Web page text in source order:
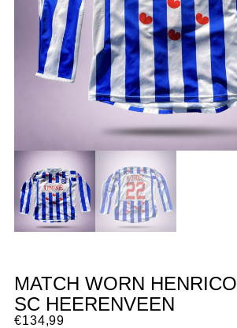
MATCH WORN
SC HEERENVEEN
€134,99